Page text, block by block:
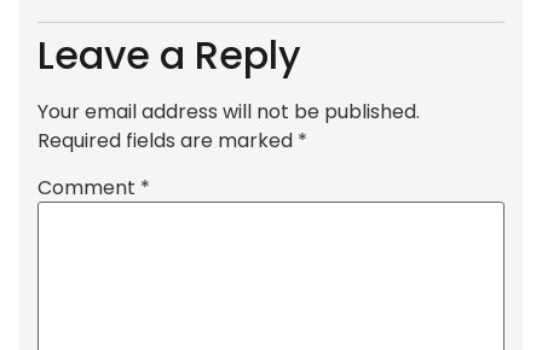
Leave a Reply
Your email address will not be published.
Required fields are marked *
Comment *